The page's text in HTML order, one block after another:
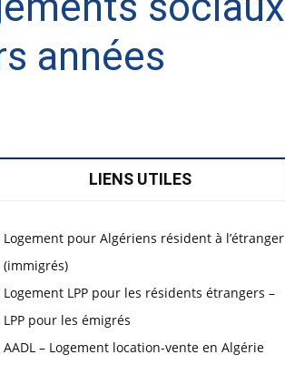
années
LIENS UTILES
Logement pour Algériens résident à l’étranger
(immigrés)
Logement LPP pour les résidents étrangers –
LPP pour les émigrés
AADL – Logement location-vente en Algérie